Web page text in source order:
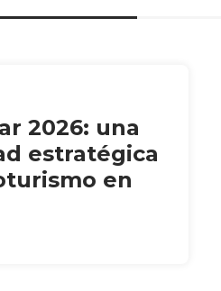
2026: una
estratégica
en